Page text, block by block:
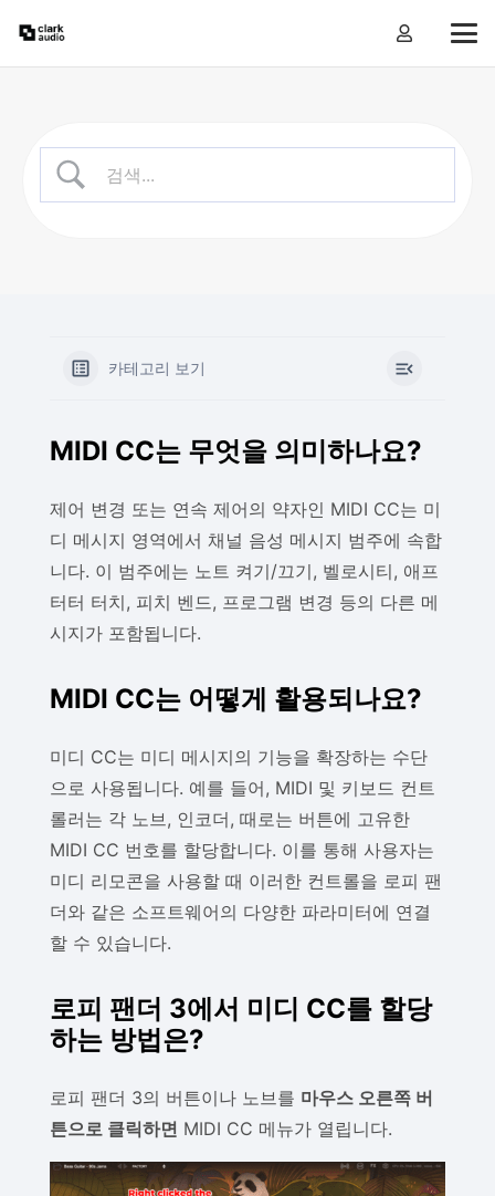
카테고리 보기
MIDI CC는 무엇을 의미하나요?
제어 변경 또는 연속 제어의 약자인 MIDI CC는 미
디 메시지 영역에서 채널 음성 메시지 범주에 속합
니다. 이 범주에는 노트 켜기/끄기, 벨로시티, 애프
터터 터치, 피치 벤드, 프로그램 변경 등의 다른 메
시지가 포함됩니다.
MIDI CC는 어떻게 활용되나요?
미디 CC는 미디 메시지의 기능을 확장하는 수단
으로 사용됩니다. 예를 들어, MIDI 및 키보드 컨트
롤러는 각 노브, 인코더, 때로는 버튼에 고유한
MIDI CC 번호를 할당합니다. 이를 통해 사용자는
미디 리모콘을 사용할 때 이러한 컨트롤을 로피 팬
더와 같은 소프트웨어의 다양한 파라미터에 연결
할 수 있습니다.
로피 팬더 3에서 미디 CC를 할당
하는 방법은?
로피 팬더 3의 버튼이나 노브를 마우스 오른쪽 버
튼으로 클릭하면 MIDI CC 메뉴가 열립니다.